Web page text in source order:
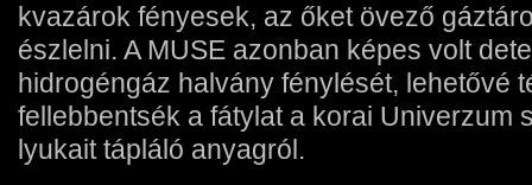
kvazárok fényesek, az őket övező
észlelni. A MUSE azonban képes volt
hidrogéngáz halvány fénylését, lehetővé
fellebbentsék a fátylat a korai Univerzum
lyukait tápláló anyagról.